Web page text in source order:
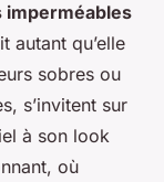
imperméables
autant qu’elle
sobres ou
s’invitent sur
à son look
où